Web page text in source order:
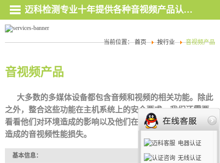
迈科检测专业十年提供各种音视频产品认证，资质深厚，证书齐全。
当前位置：首页 按行业 音视频产品
音视频产品
大多数的多媒体设备都包含音频和视频的相关功能。除此
之外，整合这些功能在主机系统上的安全要求，我们还需要
看看他们对环境造成的影响以及他们在受到外部干扰时可能
造成的音视频性能损失。
基本信息：
电器认证
无线认证